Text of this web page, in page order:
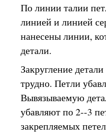
По линии талии
линией и линией
нанесены линии,
детали.
Закругление
трудно. Петли
Вывязываемую
убавляют по 2--3
закрепляемых